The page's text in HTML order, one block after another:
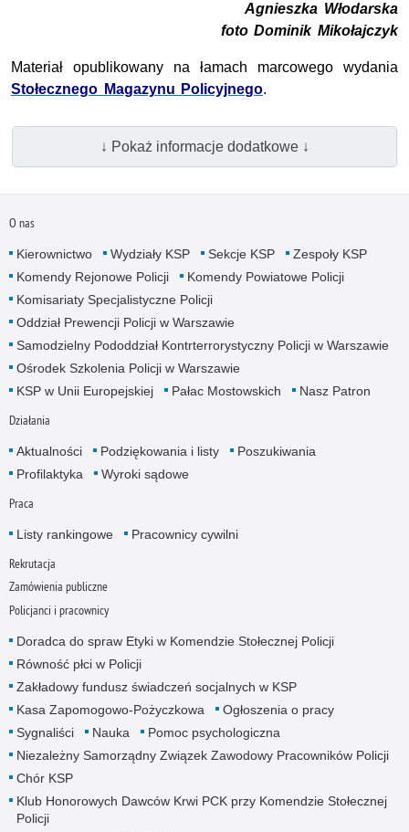
Agnieszka Włodarska
foto Dominik Mikołajczyk
Materiał opublikowany na łamach marcowego wydania
Stołecznego Magazynu Policyjnego.
↓ Pokaż informacje dodatkowe ↓
O nas
Kierownictwo Wydziały KSP Sekcje KSP
Zespoły KSP
Komendy Rejonowe Policji
Komendy Powiatowe Policji
Komisariaty Specjalistyczne Policji
Oddział Prewencji Policji w Warszawie
Samodzielny Pododdział Kontrterrorystyczny Policji w Warszawie
Ośrodek Szkolenia Policji w Warszawie
KSP w Unii Europejskiej
Pałac Mostowskich Nasz Patron
Działania
Aktualności Podziękowania i listy
Poszukiwania
Profilaktyka
Wyroki sądowe
Praca
Listy rankingowe Pracownicy cywilni
Rekrutacja
Zamówienia publiczne
Policjanci i pracownicy
Doradca do spraw Etyki w Komendzie Stołecznej Policji
Równość płci w Policji
Zakładowy fundusz świadczeń socjalnych w KSP
Kasa Zapomogowo-Pożyczkowa
Ogłoszenia o pracy
Sygnaliści
Nauka
Pomoc psychologiczna
Niezależny Samorządny Związek Zawodowy Pracowników Policji
Chór KSP
Klub Honorowych Dawców Krwi PCK przy Komendzie Stołecznej
Policji